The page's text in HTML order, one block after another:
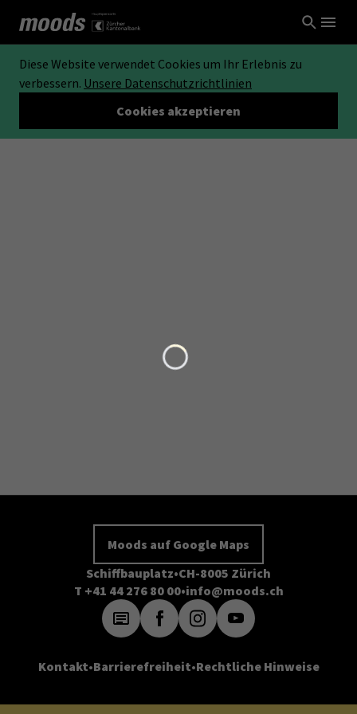
Diese Website verwendet Cookies um Ihr Erlebnis zu
verbessern. Unsere Datenschutzrichtlinien
Cookies akzeptieren
Moods auf Google Maps
Schiffbauplatz CH-8005 Zürich
T +41 44 276 80 00 info@moods.ch
Kontakt Barrierefreiheit Rechtliche Hinweise